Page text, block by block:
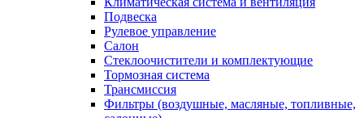
Подвеска
Рулевое управление
Салон
Стеклоочистители и комплектующие
Тормозная система
Трансмиссия
Фильтры (воздушные, масляные, топливные,